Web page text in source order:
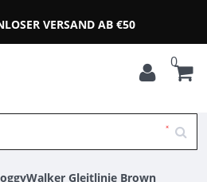
VERSAND AB €50
0
Gleitlinie Brown